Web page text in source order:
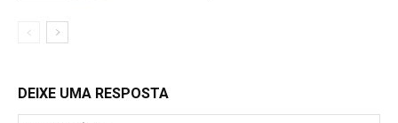
DEIXE UMA RESPOSTA